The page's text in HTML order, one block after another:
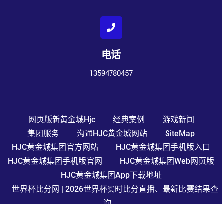
电话
13594780457
网页版新黄金城hjc 经典案例
游戏新闻
集团服务
沟通HJC黄金城网站
SiteMap
HJC黄金城集团官方网站
HJC黄金城集团手机版入口
HJC黄金城集团手机版官网
HJC黄金城集团Web网页版
HJC黄金城集团app下载地址
世界杯比分网 | 2026世界杯实时比分直播、最新比赛结果查